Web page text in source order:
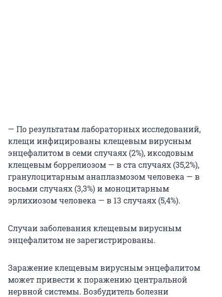
— По результатам лабораторных исследований,
клещи инфицированы клещевым вирусным
энцефалитом в семи случаях (2%), иксодовым
клещевым боррелиозом — в ста случаях (35,2%),
гранулоцитарным анаплазмозом человека — в
восьми случаях (3,3%) и моноцитарным
эрлихиозом человека — в 13 случаях (5,4%).
Случаи заболевания клещевым вирусным
энцефалитом не зарегистрированы.
Заражение клещевым вирусным энцефалитом
может привести к поражению центральной
нервной системы. Возбудитель болезни